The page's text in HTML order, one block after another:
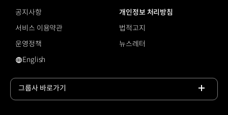
공지사항
개인정보 처리방침
서비스 이용약관
법적고지
운영정책
뉴스레터
영문 사이트로 이동
English
그룹사 바로가기